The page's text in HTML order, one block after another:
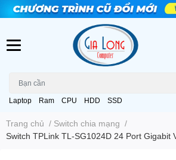
Laptop Ram CPU HDD SSD
Trang chủ / Switch chia mạng /
Switch TPLink TL-SG1024D 24 Port Gigabit